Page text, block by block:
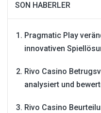
SON HABERLER
Pragmatic Play
innovativen
Rivo Casino
analysiert und
Rivo Casino